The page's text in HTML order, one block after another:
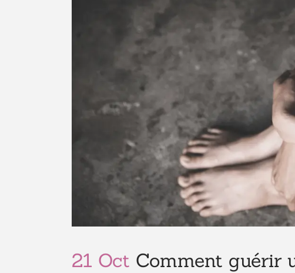
21 Oct Comment guérir